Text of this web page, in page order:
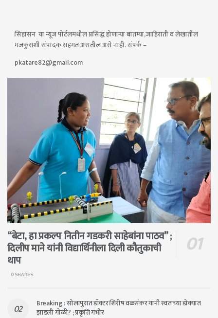
सिंहासन या न्यूज पोर्टलमधील प्रसिद्ध होणाऱ्या बातम्या,जाहिराती व लेखातील
मजकुराशी संपादक सहमत असतील असे नाही. संपर्क –
pkatare82@gmail.com
“बेटा, हा प्रकल्प नितीन गडकरी साहेबांना पाठव” ;
दिलीप माने यांनी विद्यार्थिनीला दिली कौतुकाची
थाप
0 SHARES
Breaking : सोलापुरात डॉक्टर शिरीष वळसंकर यांनी स्वतःच्या डोक्यात
झाडली गोळी? ; प्रकृति गंभीर